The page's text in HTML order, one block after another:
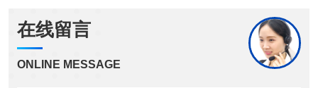
在线留言
ONLINE MESSAGE